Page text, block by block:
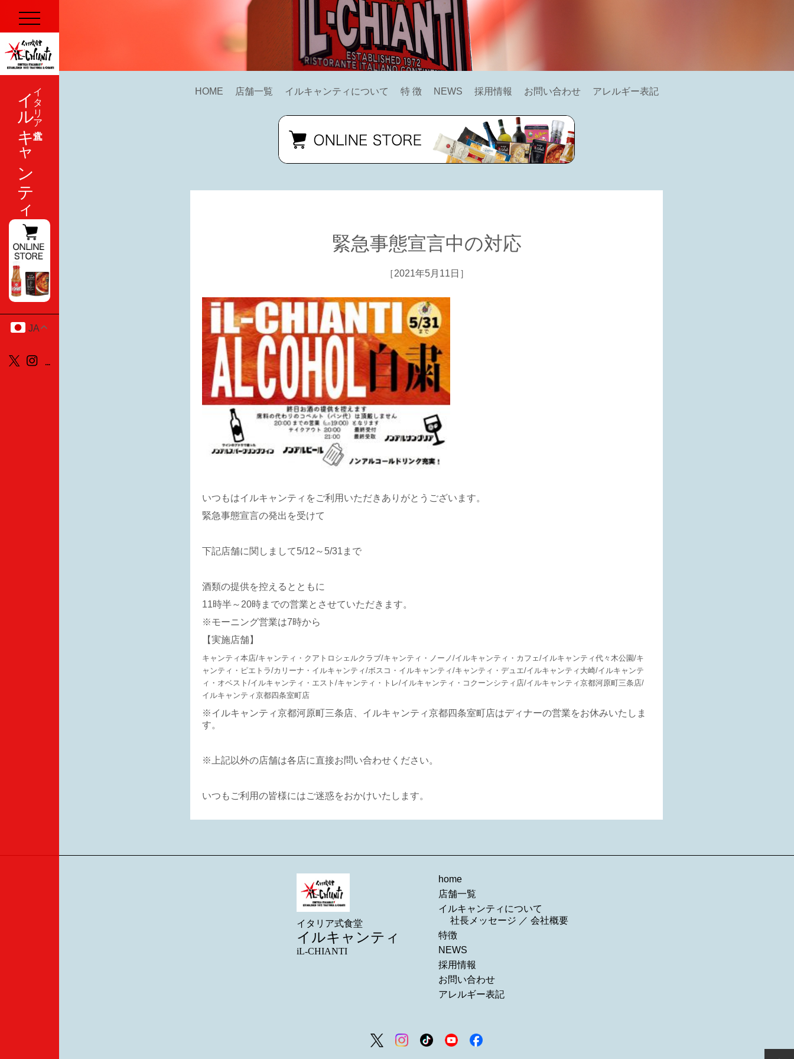
イタリア式食堂
イルキャンティ
JA
HOME 店舗一覧 イルキャンティについて 特 徴 NEWS 採用情報 お問い合わせ アレルギー表記
緊急事態宣言中の対応
［2021年5月11日］
いつもはイルキャンティをご利用いただきありがとうございます。
緊急事態宣言の発出を受けて
下記店舗に関しまして5/12～5/31まで
酒類の提供を控えるとともに
11時半～20時までの営業とさせていただきます。
※モーニング営業は7時から
【実施店舗】
キャンティ本店/キャンティ・クアトロシェルクラブ/キャンティ・ノーノ/イルキャンティ・カフェ/イルキャンティ代々木公園/キ
ャンティ・ピエトラ/カリーナ・イルキャンティ/ボスコ・イルキャンティ/キャンティ・デュエ/イルキャンティ大崎/イルキャンテ
ィ・オベスト/イルキャンティ・エスト/キャンティ・トレ/イルキャンティ・コクーンシティ店/イルキャンティ京都河原町三条店/
イルキャンティ京都四条室町店
※イルキャンティ京都河原町三条店、イルキャンティ京都四条室町店はディナーの営業をお休みいたしま
す。
※上記以外の店舗は各店に直接お問い合わせください。
いつもご利用の皆様にはご迷惑をおかけいたします。
イタリア式食堂
イルキャンティ
iL-CHIANTI
home
店舗一覧
イルキャンティについて
社長メッセージ ／ 会社概要
特徴
NEWS
採用情報
お問い合わせ
アレルギー表記